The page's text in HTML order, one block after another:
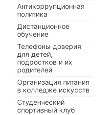
Антикоррупционная
политика
Дистанционное
обучение
Телефоны доверия
для детей,
подростков и их
родителей
Организация питания
в колледже искусств
Студенческий
спортивный клуб